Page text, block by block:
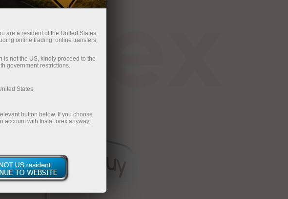
are a resident of the United States,
online trading, online transfers,
is not the US, kindly proceed to the
government restrictions.
States;
button below. If you choose
account with InstaForex anyway.